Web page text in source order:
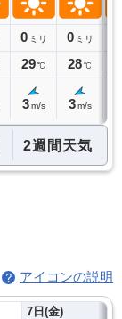
0 ミリ
29℃
3 m/s
0 ミリ
28℃
3 m/s
2週間天気
アイコンの説明
7日(金)